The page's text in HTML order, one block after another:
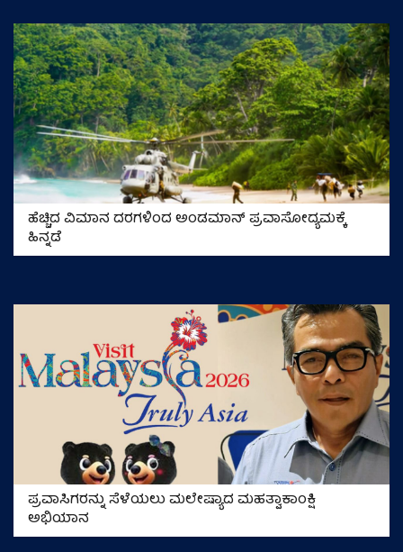
ಹೆಚ್ಚಿದ ವಿಮಾನ ದರಗಳಿಂದ ಅಂಡಮಾನ್ ಪ್ರವಾಸೋದ್ಯಮಕ್ಕೆ
ಹಿನ್ನಡೆ
ಪ್ರವಾಸಿಗರನ್ನು ಸೆಳೆಯಲು ಮಲೇಷ್ಯಾದ ಮಹತ್ವಾಕಾಂಕ್ಷಿ
ಅಭಿಯಾನ